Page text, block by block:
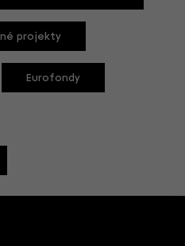
projekty
Eurofondy